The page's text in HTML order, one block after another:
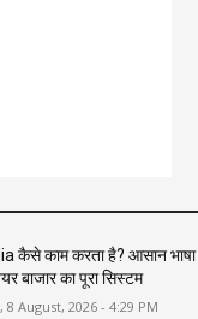
कैसे काम करता है? आसान भाषा
बाजार का पूरा सिस्टम
8 August, 2026 - 4:29 PM